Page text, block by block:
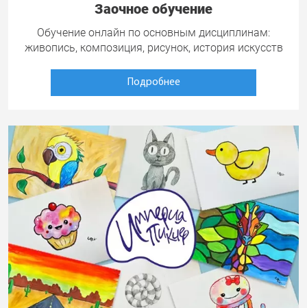
Заочное обучение
Обучение онлайн по основным дисциплинам:
живопись, композиция, рисунок, история искусств
Подробнее